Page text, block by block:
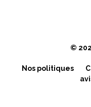
©
Nos politiques